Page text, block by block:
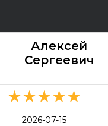
Алексей
Сергеевич
★★★★★
2026-07-15